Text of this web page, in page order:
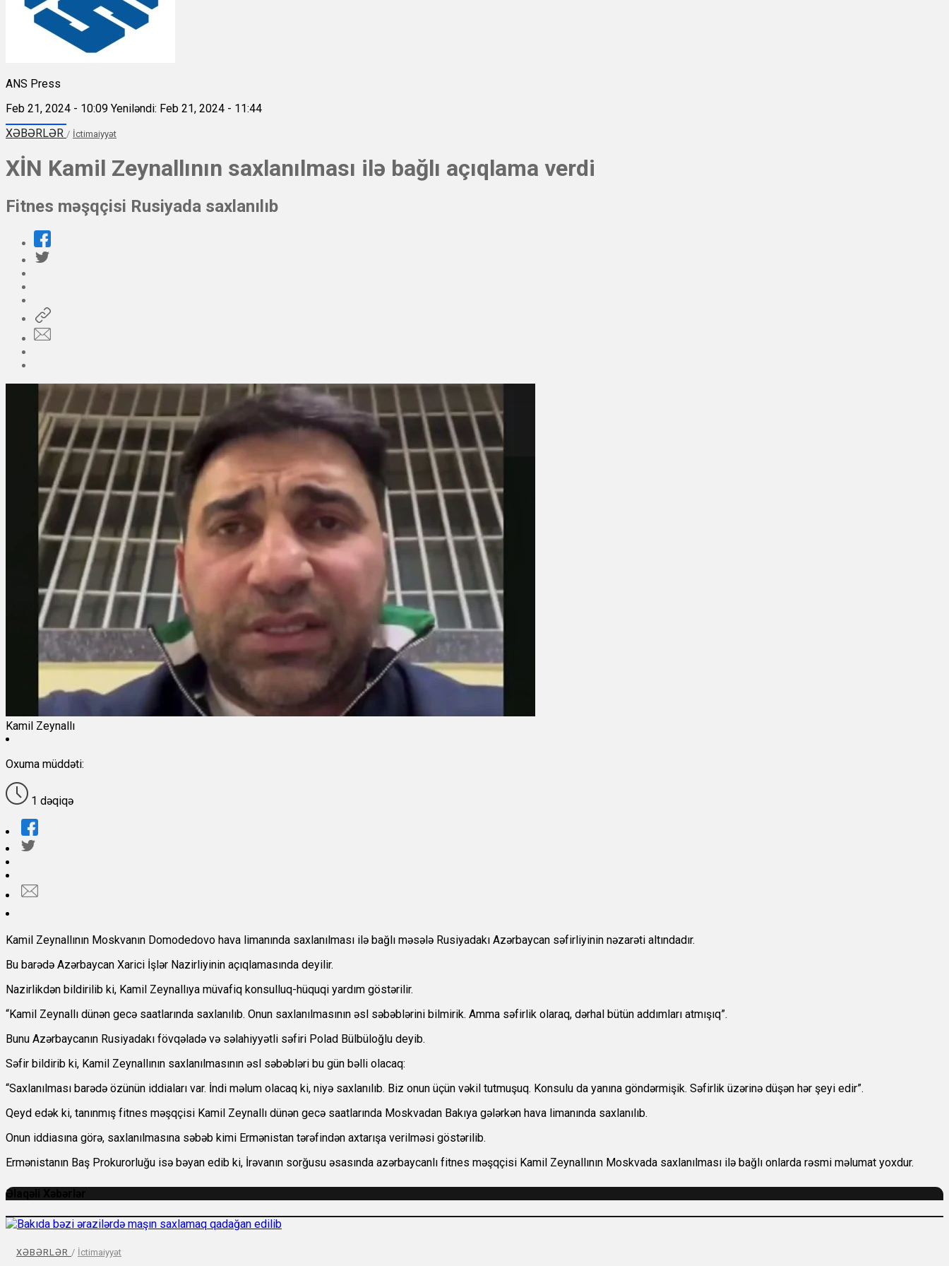
ANS Press
Feb 21, 2024 - 10:09 Yeniləndi: Feb 21, 2024 - 11:44
XƏBƏRLƏR / İctimaiyyət
XİN Kamil Zeynallının saxlanılması ilə bağlı açıqlama verdi
Fitnes məşqçisi Rusiyada saxlanılıb
Kamil Zeynallı
Oxuma müddəti:
1 dəqiqə
Kamil Zeynallının Moskvanın Domodedovo hava limanında saxlanılması ilə bağlı məsələ Rusiyadakı Azərbaycan səfirliyinin nəzarəti altındadır.
Bu barədə Azərbaycan Xarici İşlər Nazirliyinin açıqlamasında deyilir.
Nazirlikdən bildirilib ki, Kamil Zeynallıya müvafiq konsulluq-hüquqi yardım göstərilir.
“Kamil Zeynallı dünən gecə saatlarında saxlanılıb. Onun saxlanılmasının əsl səbəblərini bilmirik. Amma səfirlik olaraq, dərhal bütün addımları atmışıq”.
Bunu Azərbaycanın Rusiyadakı fövqəladə və səlahiyyətli səfiri Polad Bülbüloğlu deyib.
Səfir bildirib ki, Kamil Zeynallının saxlanılmasının əsl səbəbləri bu gün bəlli olacaq:
“Saxlanılması barədə özünün iddiaları var. İndi məlum olacaq ki, niyə saxlanılıb. Biz onun üçün vəkil tutmuşuq. Konsulu da yanına göndərmişik. Səfirlik üzərinə düşən hər şeyi edir”.
Qeyd edək ki, tanınmış fitnes məşqçisi Kamil Zeynallı dünən gecə saatlarında Moskvadan Bakıya gələrkən hava limanında saxlanılıb.
Onun iddiasına görə, saxlanılmasına səbəb kimi Ermənistan tərəfindən axtarışa verilməsi göstərilib.
Ermənistanın Baş Prokurorluğu isə bəyan edib ki, İrəvanın sorğusu əsasında azərbaycanlı fitnes məşqçisi Kamil Zeynallının Moskvada saxlanılması ilə bağlı onlarda rəsmi məlumat yoxdur.
Əlaqəli Xəbərlər
XƏBƏRLƏR / İctimaiyyət